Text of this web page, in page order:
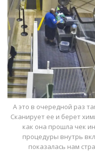
А это в очередной раз
Сканирует ее и берет
как она прошла чек
процедуры внутрь
показалась нам